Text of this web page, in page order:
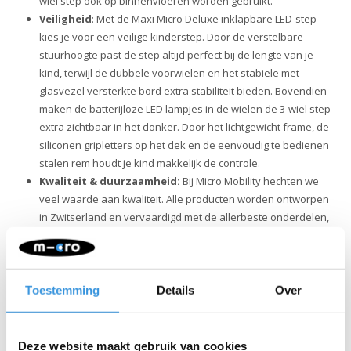
Toestemming Details Over
Deze website maakt gebruik van cookies
Veiligheid: Met de Maxi Micro Deluxe inklapbare LED-step
kies je voor een veilige kinderstep. Door de verstelbare
stuurhoogte past de step altijd perfect bij de lengte van je
kind, terwijl de dubbele voorwielen en het stabiele met
glasvezel versterkte bord extra stabiliteit bieden. Bovendien
maken de batterijloze LED lampjes in de wielen de 3-wiel step
extra zichtbaar in het donker. Door het lichtgewicht frame, de
siliconen gripletters op het dek en de eenvoudig te bedienen
stalen rem houdt je kind makkelijk de controle.
Kwaliteit & duurzaamheid: Bij Micro Mobility hechten we
veel waarde aan kwaliteit. Alle producten worden ontworpen
in Zwitserland en vervaardigd met de allerbeste onderdelen,
die bovendien allemaal vervangbaar zijn. Ze zijn uitvoerig
getest en voldoen aan de hoogste normen, waardoor Micro
producten jarenlang meegaan. Duurzaam ondernemen
draait niet alleen om het milieu. Micro zet zich volledig in voor